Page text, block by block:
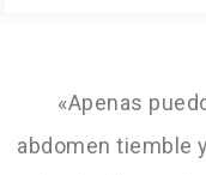
«Apenas
abdomen tiemble